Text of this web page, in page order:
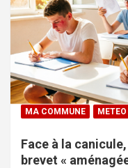
MA COMMUNE METEO
Face à la
brevet «